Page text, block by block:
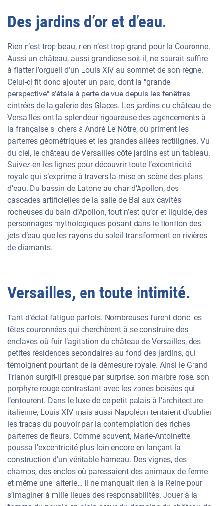
Des jardins d’or et d’eau.
Rien n’est trop beau, rien n’est trop grand pour la Couronne.
Aussi un château, aussi grandiose soit-il, ne saurait suffire
à flatter l’orgueil d’un Louis XIV au sommet de son règne.
Celui-ci fit donc ajouter un parc, dont la "grande
perspective" s’étale à perte de vue depuis les fenêtres
cintrées de la galerie des Glaces. Les jardins du château de
Versailles ont la splendeur rigoureuse des agencements à
la française si chers à André Le Nôtre, où priment les
parterres géométriques et les grandes allées rectilignes. Vu
du ciel, le château de Versailles côté jardins est un tableau.
Suivez-en les lignes pour découvrir toute l’excentricité
royale qui s’exprime à travers la mise en scène des plans
d’eau. Du bassin de Latone au char d’Apollon, des
cascades artificielles de la salle de Bal aux cavités
rocheuses du bain d’Apollon, tout n’est qu’or et liquide, des
personnages mythologiques posant dans le flonflon des
jets d’eau que les rayons du soleil transforment en rivières
de diamants.
Versailles, en toute intimité.
Tant d’éclat fatigue parfois. Nombreuses furent donc les
têtes couronnées qui cherchèrent à se construire des
enclaves où fuir l’agitation du château de Versailles, des
petites résidences secondaires au fond des jardins, qui
témoignent pourtant de la démesure royale. Ainsi le Grand
Trianon surgit-il presque par surprise, son marbre rose, son
porphyre rouge contrastant avec les zones boisées qui
l’entourent. Dans le luxe de ce petit palais à l’architecture
italienne, Louis XIV mais aussi Napoléon tentaient d’oublier
les tracas du pouvoir par la contemplation des riches
parterres de fleurs. Comme souvent, Marie-Antoinette
poussa l’excentricité plus loin encore en lançant la
construction d’un véritable hameau. Des vignes, des
champs, des enclos où paressaient des animaux de ferme
et même une laiterie… Il ne manquait rien à la Reine pour
s’imaginer à mille lieues des responsabilités. Jouer à la